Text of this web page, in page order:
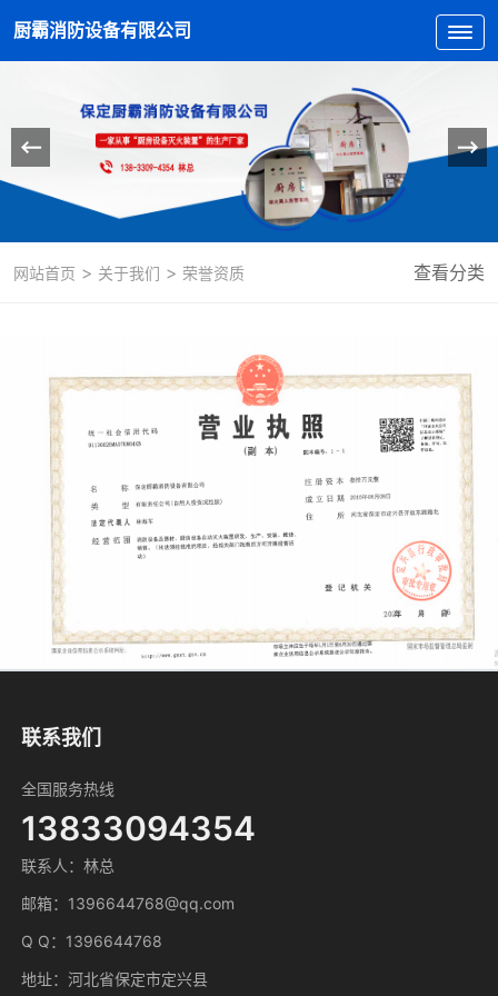
厨霸消防设备有限公司
网站首页 > 关于我们 > 荣誉资质 查看分类
联系我们
全国服务热线
13833094354
联系人：林总
邮箱：1396644768@qq.com
Q Q：1396644768
地址：河北省保定市定兴县